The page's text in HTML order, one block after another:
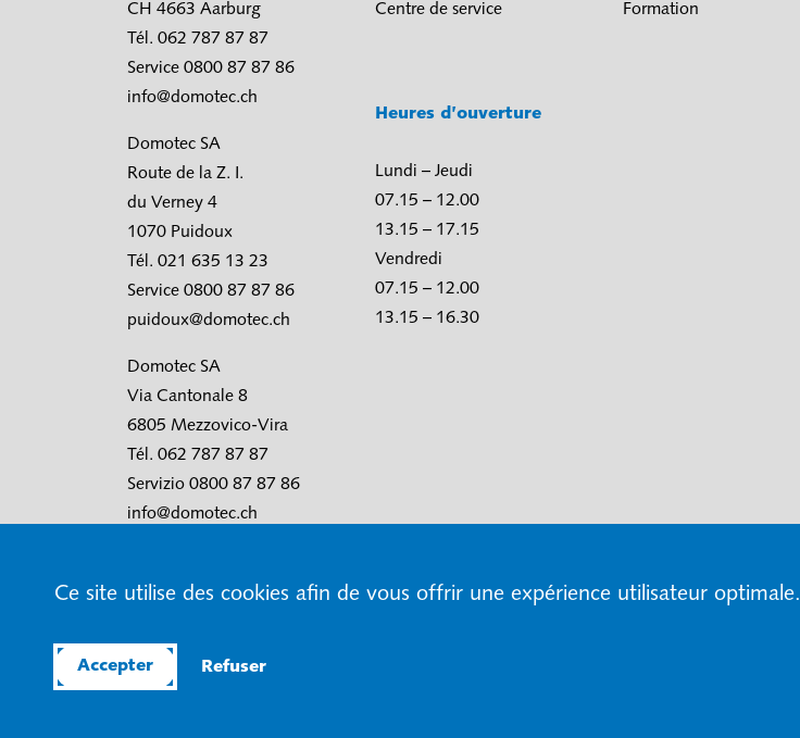
Ce site utilise des cookies afin de vous offrir une expérience utilisateur optimale.
Accepter Refuser
CH 4663 Aarburg
Tél. 062 787 87 87
Service 0800 87 87 86
info@domotec.ch
Domotec SA
Route de la Z. I.
du Verney 4
1070 Puidoux
Tél. 021 635 13 23
Service 0800 87 87 86
puidoux@domotec.ch
Domotec SA
Via Cantonale 8
6805 Mezzovico-Vira
Tél. 062 787 87 87
Servizio 0800 87 87 86
info@domotec.ch
Centre de service
Heures d’ouverture
Lundi – Jeudi
07.15 – 12.00
13.15 – 17.15
Vendredi
07.15 – 12.00
13.15 – 16.30
Formation